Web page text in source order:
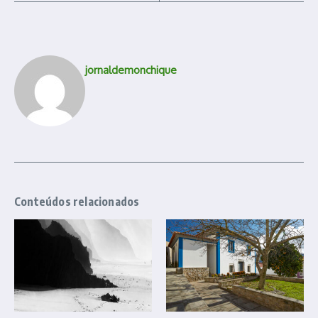
jornaldemonchique
Conteúdos relacionados